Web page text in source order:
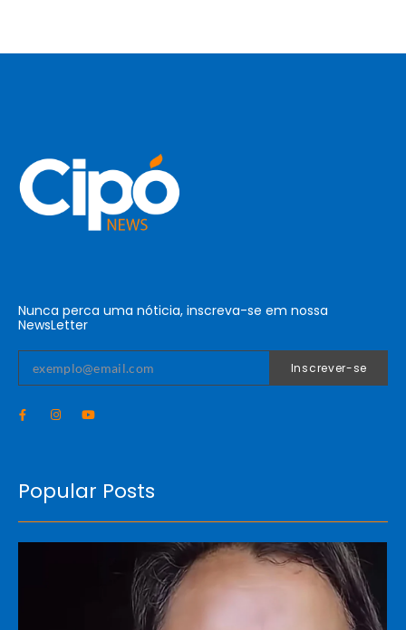
Nunca perca uma nóticia, inscreva-se em nossa
NewsLetter
Inscrever-se
Popular Posts